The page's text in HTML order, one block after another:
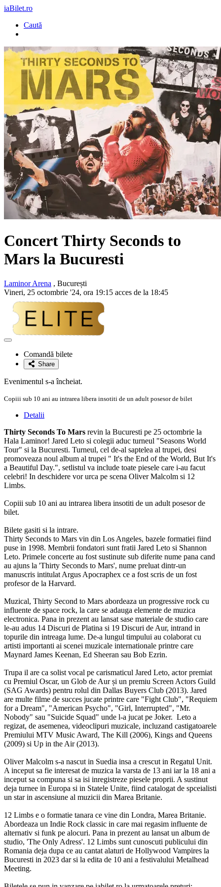
iaBilet.ro
Caută
Concert Thirty Seconds to
Mars la Bucuresti
Laminor Arena , București
Vineri, 25 octombrie '24, ora 19:15 acces de la 18:45
Adaugă
favoriteComandă bilete
Share
Evenimentul s-a încheiat.
Copiii sub 10 ani au intrarea libera insotiti de un adult posesor de bilet
Detalii
Thirty Seconds To Mars revin la Bucuresti pe 25 octombrie la
Hala Laminor! Jared Leto si colegii aduc turneul "Seasons World
Tour" si la Bucuresti. Turneul, cel de-al saptelea al trupei, desi
promoveaza noul album al trupei " It's the End of the World, But It's
a Beautiful Day.", setlistul va include toate piesele care i-au facut
celebri! In deschidere vor urca pe scena Oliver Malcolm si 12
Limbs.
Copiii sub 10 ani au intrarea libera insotiti de un adult posesor de
bilet.
Bilete gasiti si la intrare.
Thirty Seconds to Mars vin din Los Angeles, bazele formatiei fiind
puse in 1998. Membrii fondatori sunt fratii Jared Leto si Shannon
Leto. Primele concerte au fost sustinute sub diferite nume pana cand
au ajuns la 'Thirty Seconds to Mars', nume preluat dintr-un
manuscris intitulat Argus Apocraphex ce a fost scris de un fost
profesor de la Harvard.
Muzical, Thirty Second to Mars abordeaza un progressive rock cu
influente de space rock, la care se adauga elemente de muzica
electronica. Pana in prezent au lansat sase materiale de studio care
le-au adus 14 Discuri de Platina si 19 Discuri de Aur, intrand in
topurile din intreaga lume. De-a lungul timpului au colaborat cu
artisti importanti ai scenei muzicale internationale printre care
Maynard James Keenan, Ed Sheeran sau Bob Ezrin.
Trupa il are ca solist vocal pe carismaticul Jared Leto, actor premiat
cu Premiul Oscar, un Glob de Aur și un premiu Screen Actors Guild
(SAG Awards) pentru rolul din Dallas Buyers Club (2013). Jared
are multe filme de succes jucate printre care "Fight Club", "Requiem
for a Dream", "American Psycho", "Girl, Interrupted", "Mr.
Nobody" sau "Suicide Squad" unde l-a jucat pe Joker. Leto a
regizat, de asemenea, videoclipuri muzicale, incluzand castigatoarele
Premiului MTV Music Award, The Kill (2006), Kings and Queens
(2009) si Up in the Air (2013).
Oliver Malcolm s-a nascut in Suedia insa a crescut in Regatul Unit.
A inceput sa fie interesat de muzica la varsta de 13 ani iar la 18 ani a
inceput sa compuna si sa isi inregistreze piesele proprii. A sustinut
deja turnee in Europa si in Statele Unite, fiind catalogat de spceialisti
un star in ascensiune al muzicii din Marea Britanie.
12 Limbs e o formatie tanara ce vine din Londra, Marea Britanie.
Abordeaza un Indie Rock classic in care mai regasim influente de
alternativ si funk pe alocuri. Pana in prezent au lansat un album de
studio, 'The Only Adress'. 12 Limbs sunt cunoscuti publicului din
Romania deja dupa ce au cantat alaturi de Hollywood Vampires la
Bucuresti in 2023 dar si la edita de 10 ani a festivalului Metalhead
Meeting.